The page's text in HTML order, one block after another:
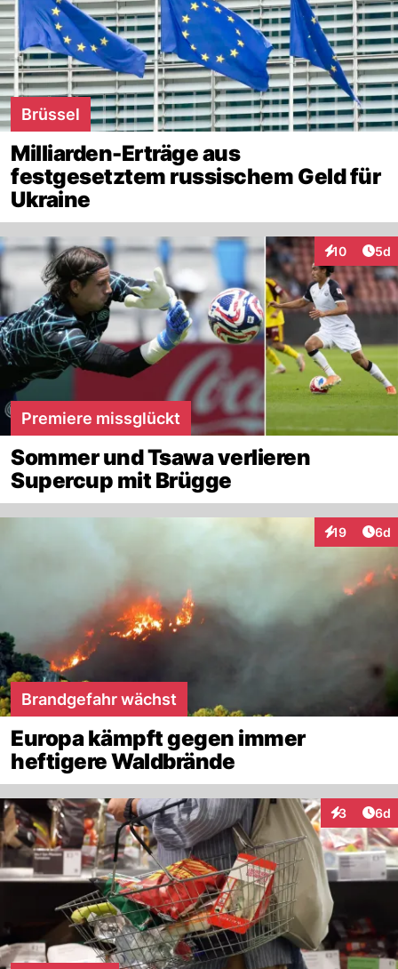
Brüssel
Milliarden-Erträge aus
festgesetztem russischem Geld für
Ukraine
10
Interaktionen
5d
Premiere missglückt
Sommer und Tsawa verlieren
Supercup mit Brügge
19
Interaktionen
6d
Brandgefahr wächst
Europa kämpft gegen immer
heftigere Waldbrände
3 6d